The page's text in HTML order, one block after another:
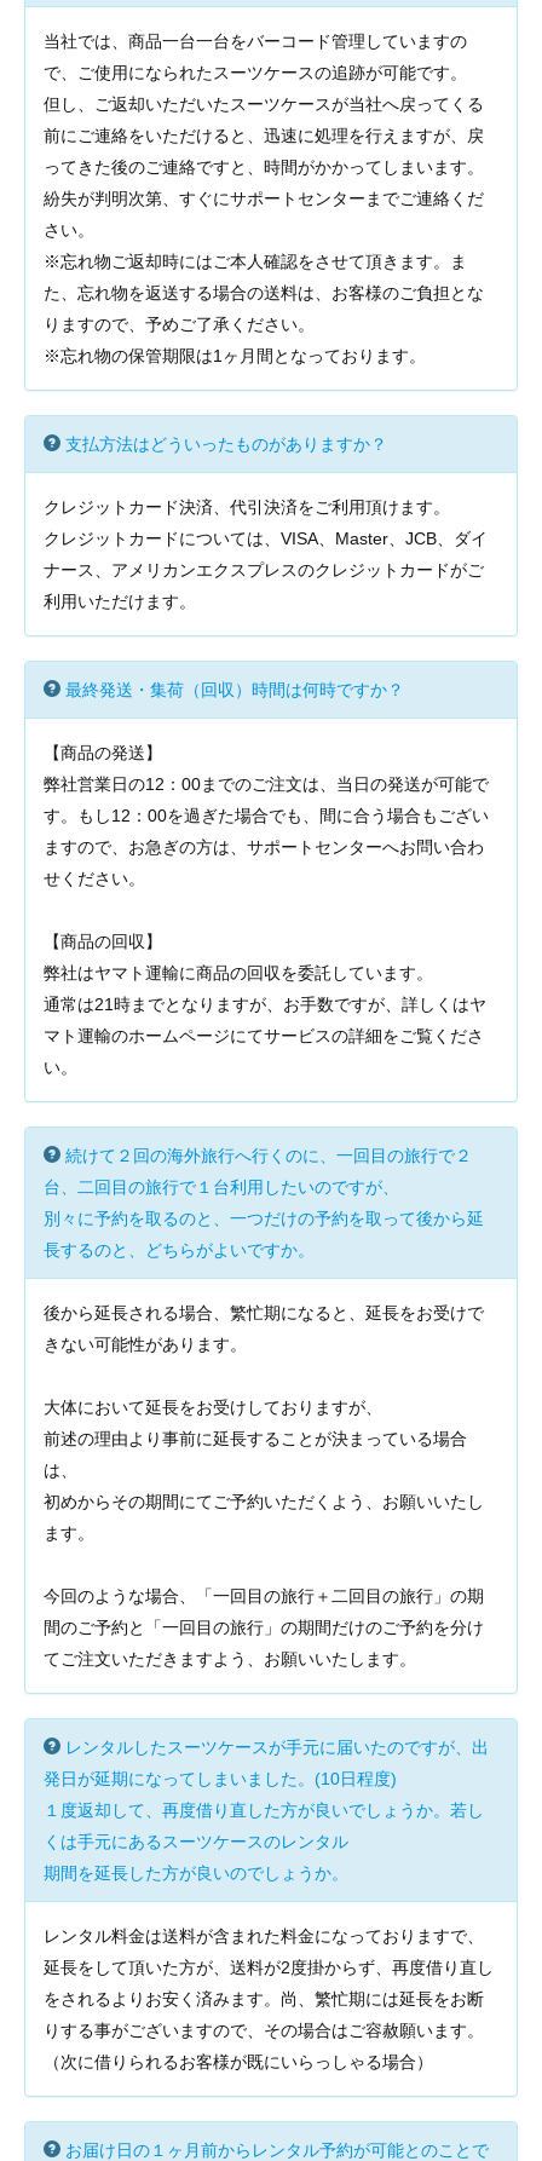
当社では、商品一台一台をバーコード管理していますの
で、ご使用になられたスーツケースの追跡が可能です。
但し、ご返却いただいたスーツケースが当社へ戻ってくる
前にご連絡をいただけると、迅速に処理を行えますが、戻
ってきた後のご連絡ですと、時間がかかってしまいます。
紛失が判明次第、すぐにサポートセンターまでご連絡くだ
さい。
※忘れ物ご返却時にはご本人確認をさせて頂きます。ま
た、忘れ物を返送する場合の送料は、お客様のご負担とな
りますので、予めご了承ください。
※忘れ物の保管期限は1ヶ月間となっております。
支払方法はどういったものがありますか？
クレジットカード決済、代引決済をご利用頂けます。
クレジットカードについては、VISA、Master、JCB、ダイ
ナース、アメリカンエクスプレスのクレジットカードがご
利用いただけます。
最終発送・集荷（回収）時間は何時ですか？
【商品の発送】
弊社営業日の12：00までのご注文は、当日の発送が可能で
す。もし12：00を過ぎた場合でも、間に合う場合もござい
ますので、お急ぎの方は、サポートセンターへお問い合わ
せください。
【商品の回収】
弊社はヤマト運輸に商品の回収を委託しています。
通常は21時までとなりますが、お手数ですが、詳しくはヤ
マト運輸のホームページにてサービスの詳細をご覧くださ
い。
続けて２回の海外旅行へ行くのに、一回目の旅行で２
台、二回目の旅行で１台利用したいのですが、
別々に予約を取るのと、一つだけの予約を取って後から延
長するのと、どちらがよいですか。
後から延長される場合、繁忙期になると、延長をお受けで
きない可能性があります。
大体において延長をお受けしておりますが、
前述の理由より事前に延長することが決まっている場合
は、
初めからその期間にてご予約いただくよう、お願いいたし
ます。
今回のような場合、「一回目の旅行＋二回目の旅行」の期
間のご予約と「一回目の旅行」の期間だけのご予約を分け
てご注文いただきますよう、お願いいたします。
レンタルしたスーツケースが手元に届いたのですが、出
発日が延期になってしまいました。(10日程度)
１度返却して、再度借り直した方が良いでしょうか。若し
くは手元にあるスーツケースのレンタル
期間を延長した方が良いのでしょうか。
レンタル料金は送料が含まれた料金になっておりますで、
延長をして頂いた方が、送料が2度掛からず、再度借り直し
をされるよりお安く済みます。尚、繁忙期には延長をお断
りする事がございますので、その場合はご容赦願います。
（次に借りられるお客様が既にいらっしゃる場合）
お届け日の１ヶ月前からレンタル予約が可能とのことで